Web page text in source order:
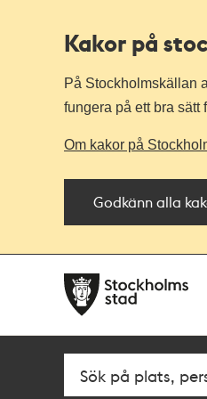
Kakor på
På Stockholmskällan
fungera på ett bra sätt
Om kakor på
Godkänn alla
navigationen
huvudinnehållet
Fritextsök